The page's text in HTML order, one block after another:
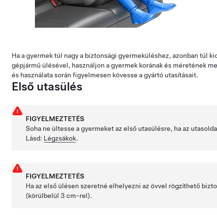
Ha a gyermek túl nagy a biztonsági gyermeküléshez, azonban túl
gépjármű ülésével, használjon a gyermek korának és méretének
és használata során figyelmesen kövesse a gyártó utasításait.
Első utasülés
FIGYELMEZTETÉS
Soha ne ültesse a gyermeket az első utasülésre, ha az
Lásd: Légzsákok.
FIGYELMEZTETÉS
Ha az első ülésen szeretné elhelyezni az övvel rögzíthető
(körülbelül 3 cm-rel).